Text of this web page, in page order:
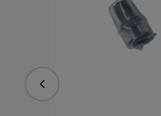
Предишна